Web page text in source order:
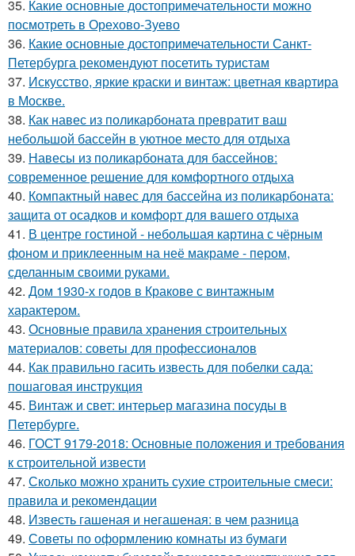
35. Какие основные достопримечательности можно
посмотреть в Орехово-Зуево
36. Какие основные достопримечательности Санкт-
Петербурга рекомендуют посетить туристам
37. Искусство, яркие краски и винтаж: цветная квартира
в Москве.
38. Как навес из поликарбоната превратит ваш
небольшой бассейн в уютное место для отдыха
39. Навесы из поликарбоната для бассейнов:
современное решение для комфортного отдыха
40. Компактный навес для бассейна из поликарбоната:
защита от осадков и комфорт для вашего отдыха
41. В центре гостиной - небольшая картина с чёрным
фоном и приклеенным на неё макраме - пером,
сделанным своими руками.
42. Дом 1930-х годов в Кракове с винтажным
характером.
43. Основные правила хранения строительных
материалов: советы для профессионалов
44. Как правильно гасить известь для побелки сада:
пошаговая инструкция
45. Винтаж и свет: интерьер магазина посуды в
Петербурге.
46. ГОСТ 9179-2018: Основные положения и требования
к строительной извести
47. Сколько можно хранить сухие строительные смеси:
правила и рекомендации
48. Известь гашеная и негашеная: в чем разница
49. Советы по оформлению комнаты из бумаги